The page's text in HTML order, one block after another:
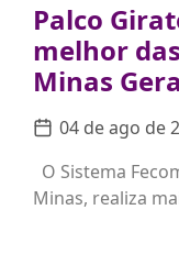
Palco
melhor
Minas
04 de ago de
O Sistema
Minas, realiza